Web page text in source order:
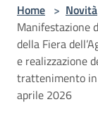
Home > Novità
Manifestazione
della Fiera
e realizzazione
trattenimento in
aprile 2026